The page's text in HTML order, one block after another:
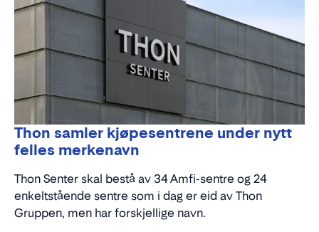
Thon samler kjøpesentrene under nytt
felles merkenavn
Thon Senter skal bestå av 34 Amfi-sentre og 24
enkeltstående sentre som i dag er eid av Thon
Gruppen, men har forskjellige navn.